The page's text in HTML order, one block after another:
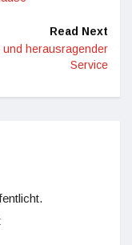
Read Next
und herausragender
Service